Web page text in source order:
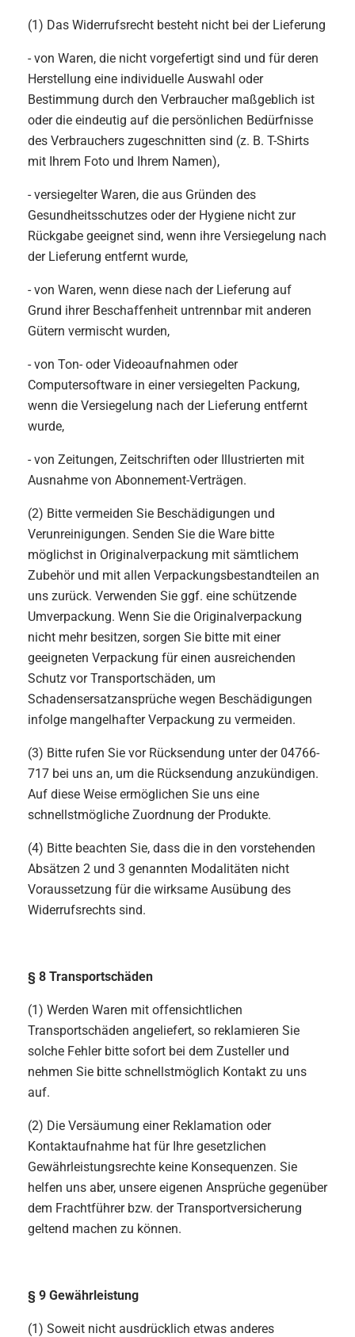
(1) Das Widerrufsrecht besteht nicht bei der Lieferung
- von Waren, die nicht vorgefertigt sind und für deren
Herstellung eine individuelle Auswahl oder
Bestimmung durch den Verbraucher maßgeblich ist
oder die eindeutig auf die persönlichen Bedürfnisse
des Verbrauchers zugeschnitten sind (z. B. T-Shirts
mit Ihrem Foto und Ihrem Namen),
- versiegelter Waren, die aus Gründen des
Gesundheitsschutzes oder der Hygiene nicht zur
Rückgabe geeignet sind, wenn ihre Versiegelung nach
der Lieferung entfernt wurde,
- von Waren, wenn diese nach der Lieferung auf
Grund ihrer Beschaffenheit untrennbar mit anderen
Gütern vermischt wurden,
- von Ton- oder Videoaufnahmen oder
Computersoftware in einer versiegelten Packung,
wenn die Versiegelung nach der Lieferung entfernt
wurde,
- von Zeitungen, Zeitschriften oder Illustrierten mit
Ausnahme von Abonnement-Verträgen.
(2) Bitte vermeiden Sie Beschädigungen und
Verunreinigungen. Senden Sie die Ware bitte
möglichst in Originalverpackung mit sämtlichem
Zubehör und mit allen Verpackungsbestandteilen an
uns zurück. Verwenden Sie ggf. eine schützende
Umverpackung. Wenn Sie die Originalverpackung
nicht mehr besitzen, sorgen Sie bitte mit einer
geeigneten Verpackung für einen ausreichenden
Schutz vor Transportschäden, um
Schadensersatzansprüche wegen Beschädigungen
infolge mangelhafter Verpackung zu vermeiden.
(3) Bitte rufen Sie vor Rücksendung unter der 04766-
717 bei uns an, um die Rücksendung anzukündigen.
Auf diese Weise ermöglichen Sie uns eine
schnellstmögliche Zuordnung der Produkte.
(4) Bitte beachten Sie, dass die in den vorstehenden
Absätzen 2 und 3 genannten Modalitäten nicht
Voraussetzung für die wirksame Ausübung des
Widerrufsrechts sind.
§ 8 Transportschäden
(1) Werden Waren mit offensichtlichen
Transportschäden angeliefert, so reklamieren Sie
solche Fehler bitte sofort bei dem Zusteller und
nehmen Sie bitte schnellstmöglich Kontakt zu uns
auf.
(2) Die Versäumung einer Reklamation oder
Kontaktaufnahme hat für Ihre gesetzlichen
Gewährleistungsrechte keine Konsequenzen. Sie
helfen uns aber, unsere eigenen Ansprüche gegenüber
dem Frachtführer bzw. der Transportversicherung
geltend machen zu können.
§ 9 Gewährleistung
(1) Soweit nicht ausdrücklich etwas anderes